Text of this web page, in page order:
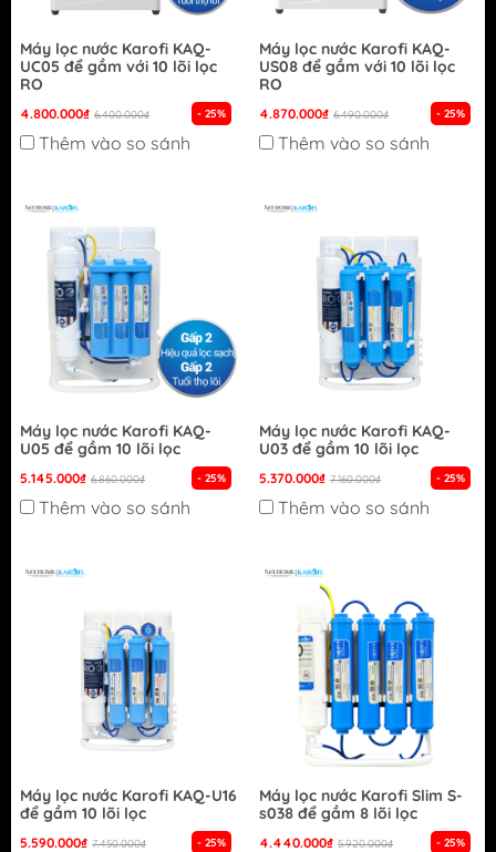
Máy lọc nước Karofi KAQ-
UC05 để gầm với 10 lõi lọc
RO
4.800.000₫ 6.400.000₫ - 25%
Thêm vào so sánh
Máy lọc nước Karofi KAQ-
US08 để gầm với 10 lõi lọc
RO
4.870.000₫ 6.490.000₫ - 25%
Thêm vào so sánh
Máy lọc nước Karofi KAQ-
U05 để gầm 10 lõi lọc
5.145.000₫ 6.860.000₫ - 25%
Thêm vào so sánh
Máy lọc nước Karofi KAQ-
U03 để gầm 10 lõi lọc
5.370.000₫ 7.160.000₫ - 25%
Thêm vào so sánh
Máy lọc nước Karofi KAQ-U16
để gầm 10 lõi lọc
5.590.000₫ 7.450.000₫ - 25%
Máy lọc nước Karofi Slim S-
s038 để gầm 8 lõi lọc
4.440.000₫ 5.920.000₫ - 25%